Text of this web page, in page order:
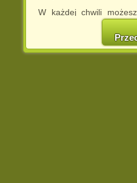
W każdej chwili
cookies w swojej
w naszej
http://chomikuj.pl/